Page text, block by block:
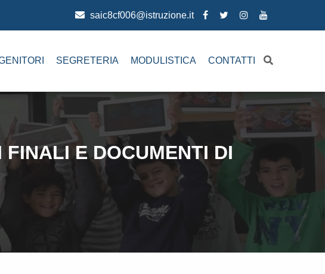
saic8cf006@istruzione.it
SEGRETERIA MODULISTICA CONTATTI
E DOCUMENTI DI